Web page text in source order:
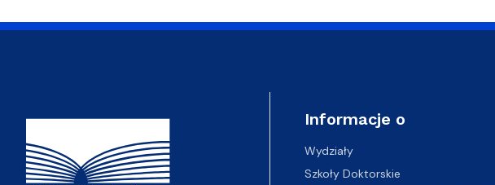
Adres Wydziału Informacje o
Wydziały
Szkoły Doktorskie